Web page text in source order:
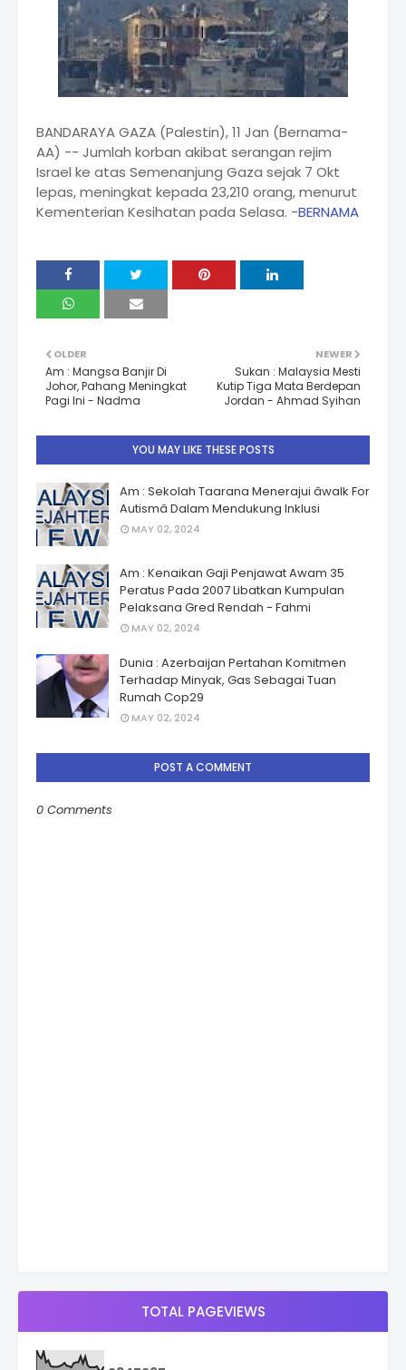
BANDARAYA GAZA (Palestin), 11 Jan (Bernama-
AA) -- Jumlah korban akibat serangan rejim
Israel ke atas Semenanjung Gaza sejak 7 Okt
lepas, meningkat kepada 23,210 orang, menurut
Kementerian Kesihatan pada Selasa. -BERNAMA
NEWER
Sukan : Malaysia Mesti
Kutip Tiga Mata Berdepan
Jordan - Ahmad Syihan
OLDER
Am : Mangsa Banjir Di
Johor, Pahang Meningkat
Pagi Ini - Nadma
YOU MAY LIKE THESE POSTS
Am : Sekolah Taarana Menerajui âwalk For
Autismâ Dalam Mendukung Inklusi
MAY 02, 2024
Am : Kenaikan Gaji Penjawat Awam 35
Peratus Pada 2007 Libatkan Kumpulan
Pelaksana Gred Rendah - Fahmi
MAY 02, 2024
Dunia : Azerbaijan Pertahan Komitmen
Terhadap Minyak, Gas Sebagai Tuan
Rumah Cop29
MAY 02, 2024
POST A COMMENT
0 Comments
TOTAL PAGEVIEWS